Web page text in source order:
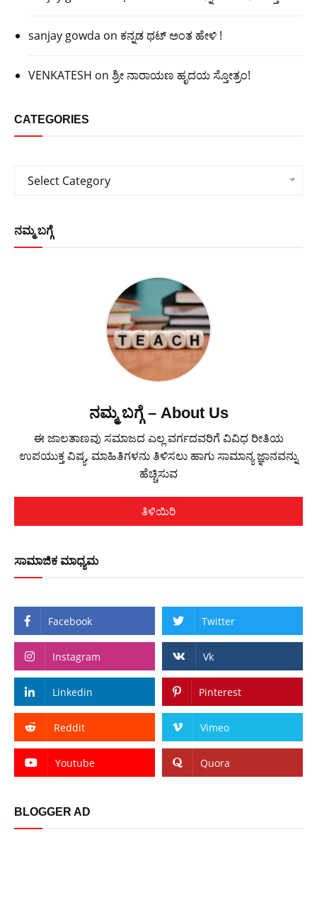
sanjay gowda on ಕನ್ನಡ ಥಟ್ ಅಂತ ಹೇಳಿ !
VENKATESH on ಶ್ರೀ ನಾರಾಯಣ ಹೃದಯ ಸ್ತೋತ್ರಂ!
CATEGORIES
Categories
Select Category
ನಮ್ಮ ಬಗ್ಗೆ
ನಮ್ಮ ಬಗ್ಗೆ – About Us
ಈ ಜಾಲತಾಣವು ಸಮಾಜದ ಎಲ್ಲ ವರ್ಗದವರಿಗೆ ವಿವಿಧ ರೀತಿಯ
ಉಪಯುಕ್ತ ವಿಷ್ಯ, ಮಾಹಿತಿಗಳನು ತಿಳಿಸಲು ಹಾಗು ಸಾಮಾನ್ಯ ಜ್ಞಾನವನ್ನು
ಹೆಚ್ಚಿಸುವ
ತಿಳಿಯಿರಿ
ಸಾಮಾಜಿಕ ಮಾಧ್ಯಮ
Facebook Twitter
Instagram Vk
Linkedin Pinterest
Reddit Vimeo
Youtube Quora
BLOGGER AD